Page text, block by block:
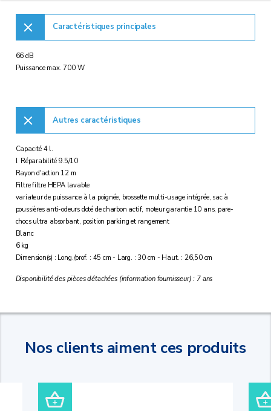
Caractéristiques principales
66 dB
Puissance max. 700 W
Autres caractéristiques
Capacité 4 l.
I. Réparabilité 9.5/10
Rayon d'action 12 m
Filtre filtre HEPA lavable
variateur de puissance à la poignée, brossette multi-usage intégrée, sac à
poussières anti-odeurs doté de charbon actif, moteur garantie 10 ans, pare-
chocs ultra absorbant, position parking et rangement
Blanc
6 kg
Dimension(s) : Long./prof. : 45 cm - Larg. : 30 cm - Haut. : 26,50 cm
Disponibilité des pièces détachées (information fournisseur) : 7 ans
Nos clients aiment ces produits